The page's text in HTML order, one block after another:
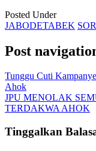
Posted Under
JABODETABEK
Post
Tunggu Cuti
Ahok
JPU MENOLAK
TERDAKWA AHOK
Tinggalkan